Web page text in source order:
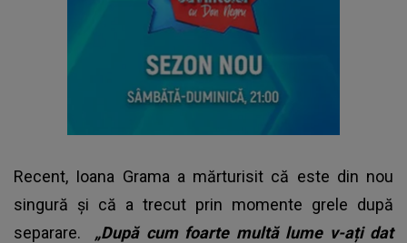
Recent, Ioana Grama a mărturisit că este din nou
singură și că a trecut prin momente grele după
separare. „După cum foarte multă lume v-ați dat